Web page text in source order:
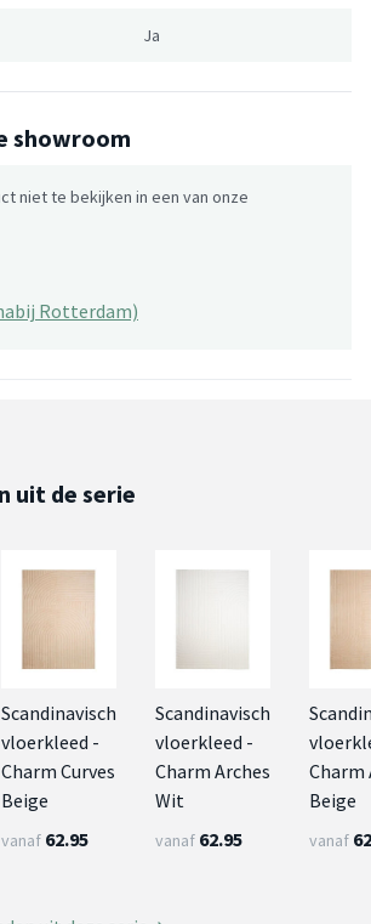
Ja
showroom
niet te bekijken in een van onze
Rotterdam)
uit de serie
Scandinavisch
vloerkleed -
Charm Curves
Beige
vanaf 62.95
Scandinavisch
vloerkleed -
Charm Arches
Wit
vanaf 62.95
Charm
Beige
vanaf